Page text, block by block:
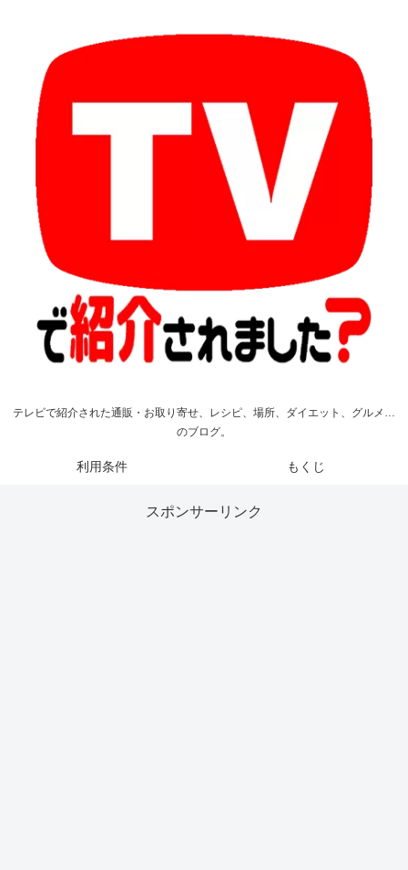
テレビで紹介された通販・お取り寄せ、レシピ、場所、ダイエット、グルメ…
のブログ。
利用条件 もくじ
スポンサーリンク